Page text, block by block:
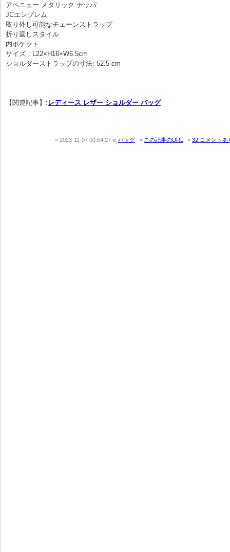
アベニュー メタリック ナッパ
JCエンブレム
取り外し可能なチェーンストラップ
折り返しスタイル
内ポケット
サイズ：L22×H16×W6.5cm
ショルダーストラップの寸法: 52.5 cm
【関連記事】: レディース レザー ショルダー バッグ
2023-11-07 00:54:27 in バッグ この記事のURL 32 コメントあ